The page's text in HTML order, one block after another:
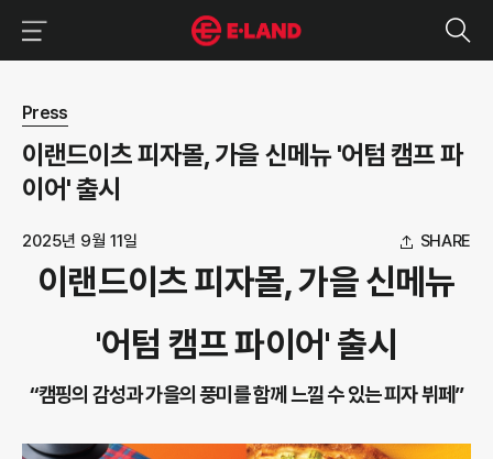
뉴스 상세보기
Press
이랜드이츠 피자몰, 가을 신메뉴 '어텀 캠프 파
이어' 출시
2025년 9월 11일 SHARE
이랜드이츠 피자몰, 가을 신메뉴
'어텀 캠프 파이어' 출시
“캠핑의 감성과 가을의 풍미를 함께 느낄 수 있는 피자 뷔페”